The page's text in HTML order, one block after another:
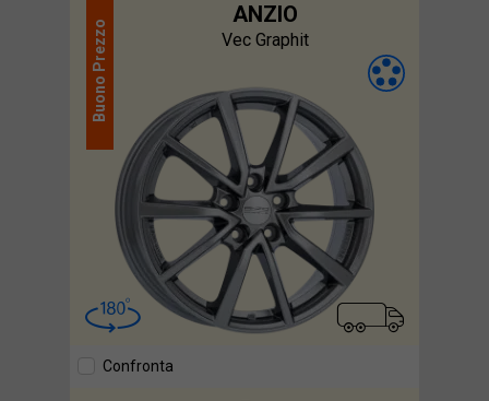
ANZIO
Vec Graphit
Buono
Prezzo
Confronta